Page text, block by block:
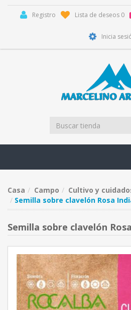
Registro Lista de deseos 0
Inicia
Casa Campo Cultivo y
Semilla sobre clavelón Rosa
Semilla sobre clavelón